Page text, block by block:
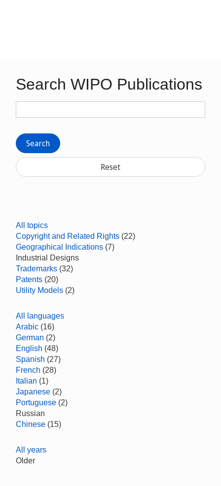
Search WIPO Publications
Search
Reset
All topics
Copyright and Related Rights (22)
Geographical Indications (7)
Industrial Designs
Trademarks (32)
Patents (20)
Utility Models (2)
All languages
Arabic (16)
German (2)
English (48)
Spanish (27)
French (28)
Italian (1)
Japanese (2)
Portuguese (2)
Russian
Chinese (15)
All years
Older